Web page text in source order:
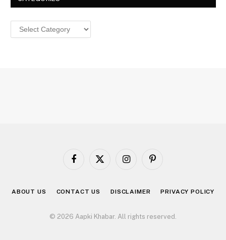
Categories
Facebook
X
InstagramPinterest
ABOUT US CONTACT US DISCLAIMER PRIVACY POLICY
© 2026 Aapki Khabar. All rights reserved.